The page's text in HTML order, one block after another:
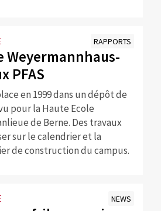
RAPPORTS
Weyermannhaus-
PFAS
en 1999 dans un dépôt de
pour la Haute Ecole
de Berne. Des travaux
sur le calendrier et la
de construction du campus.
NEWS